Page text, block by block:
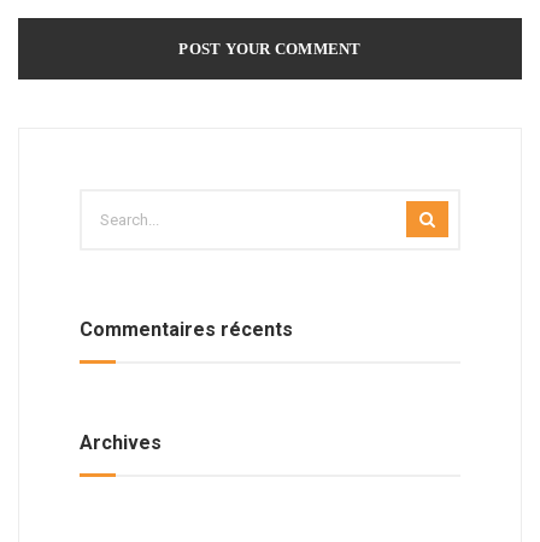
Commentaires récents
Archives